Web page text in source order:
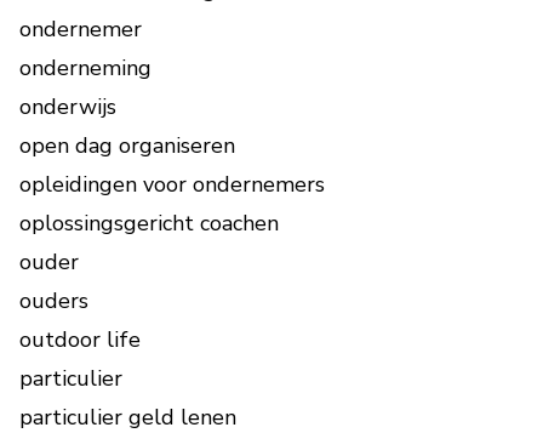
ondernemer
onderneming
onderwijs
open dag organiseren
opleidingen voor ondernemers
oplossingsgericht coachen
ouder
ouders
outdoor life
particulier
particulier geld lenen